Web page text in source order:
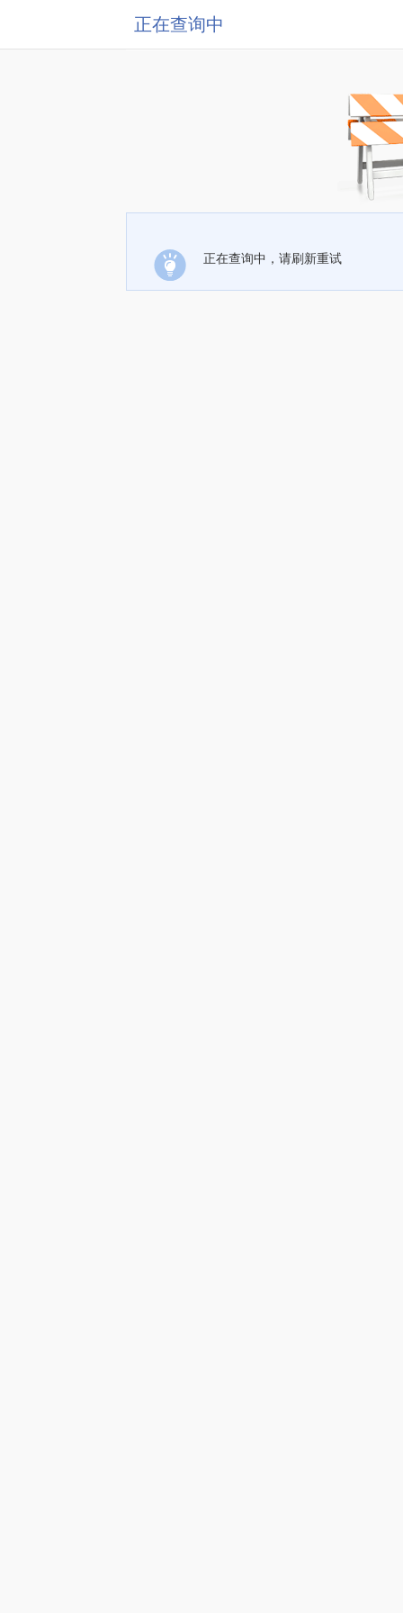
正在查询中
正在查询中，请刷新重试